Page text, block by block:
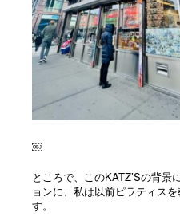
￼
ところで、このKATZ’Sの背景
ョンに、私は以前ピラティス
す。